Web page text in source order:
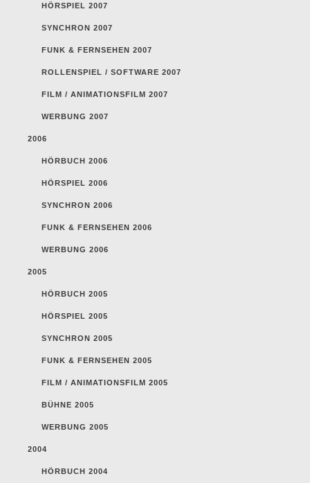
HÖRSPIEL 2007
SYNCHRON 2007
FUNK & FERNSEHEN 2007
ROLLENSPIEL / SOFTWARE 2007
FILM / ANIMATIONSFILM 2007
WERBUNG 2007
2006
HÖRBUCH 2006
HÖRSPIEL 2006
SYNCHRON 2006
FUNK & FERNSEHEN 2006
WERBUNG 2006
2005
HÖRBUCH 2005
HÖRSPIEL 2005
SYNCHRON 2005
FUNK & FERNSEHEN 2005
FILM / ANIMATIONSFILM 2005
BÜHNE 2005
WERBUNG 2005
2004
HÖRBUCH 2004